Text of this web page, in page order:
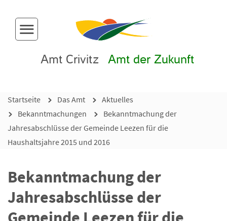
Menü-Button
Amt Crivitz Amt der Zukunft
Startseite Das Amt
Aktuelles
Bekanntmachungen
Bekanntmachung der
Jahresabschlüsse der Gemeinde Leezen für die
Haushaltsjahre 2015 und 2016
Bekanntmachung der
Jahresabschlüsse der